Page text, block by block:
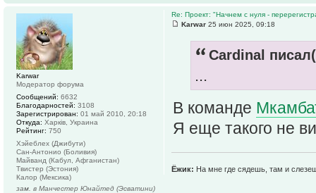
Re: Проект: "Начнем с нуля -
Karwar 25 июн 2025, 09:18
Cardinal
...
В команде
Я еще такого не
Ёжик: На мне где сядешь, там и
Karwar
Модератор форума
Сообщений: 6632
Благодарностей: 3108
Зарегистрирован: 01 май 2010, 20:18
Откуда: Харків, Украина
Рейтинг: 750
Хэйеблех (Джибути)
Сан-Антонио (Боливия)
Майванд (Кабул, Афганистан)
Твистер (Эстония)
Калор (Мексика)
зам. в Манчестер Юнайтед (Эсватини)